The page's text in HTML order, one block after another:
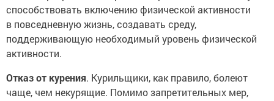
способствовать включению физической активности
в повседневную жизнь, создавать среду,
поддерживающую необходимый уровень физической
активности.
Отказ от курения. Курильщики, как правило, болеют
чаще, чем некурящие. Помимо запретительных мер,